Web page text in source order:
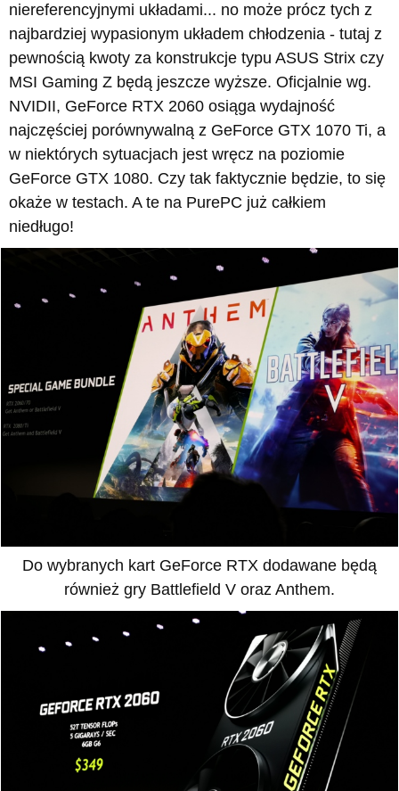
niereferencyjnymi układami... no może prócz tych z
najbardziej wypasionym układem chłodzenia - tutaj z
pewnością kwoty za konstrukcje typu ASUS Strix czy
MSI Gaming Z będą jeszcze wyższe. Oficjalnie wg.
NVIDII, GeForce RTX 2060 osiąga wydajność
najczęściej porównywalną z GeForce GTX 1070 Ti, a
w niektórych sytuacjach jest wręcz na poziomie
GeForce GTX 1080. Czy tak faktycznie będzie, to się
okaże w testach. A te na PurePC już całkiem
niedługo!
Do wybranych kart GeForce RTX dodawane będą
również gry Battlefield V oraz Anthem.